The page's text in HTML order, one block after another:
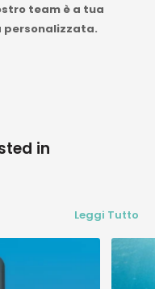
team è a tua
personalizzata.
in
Leggi Tutto